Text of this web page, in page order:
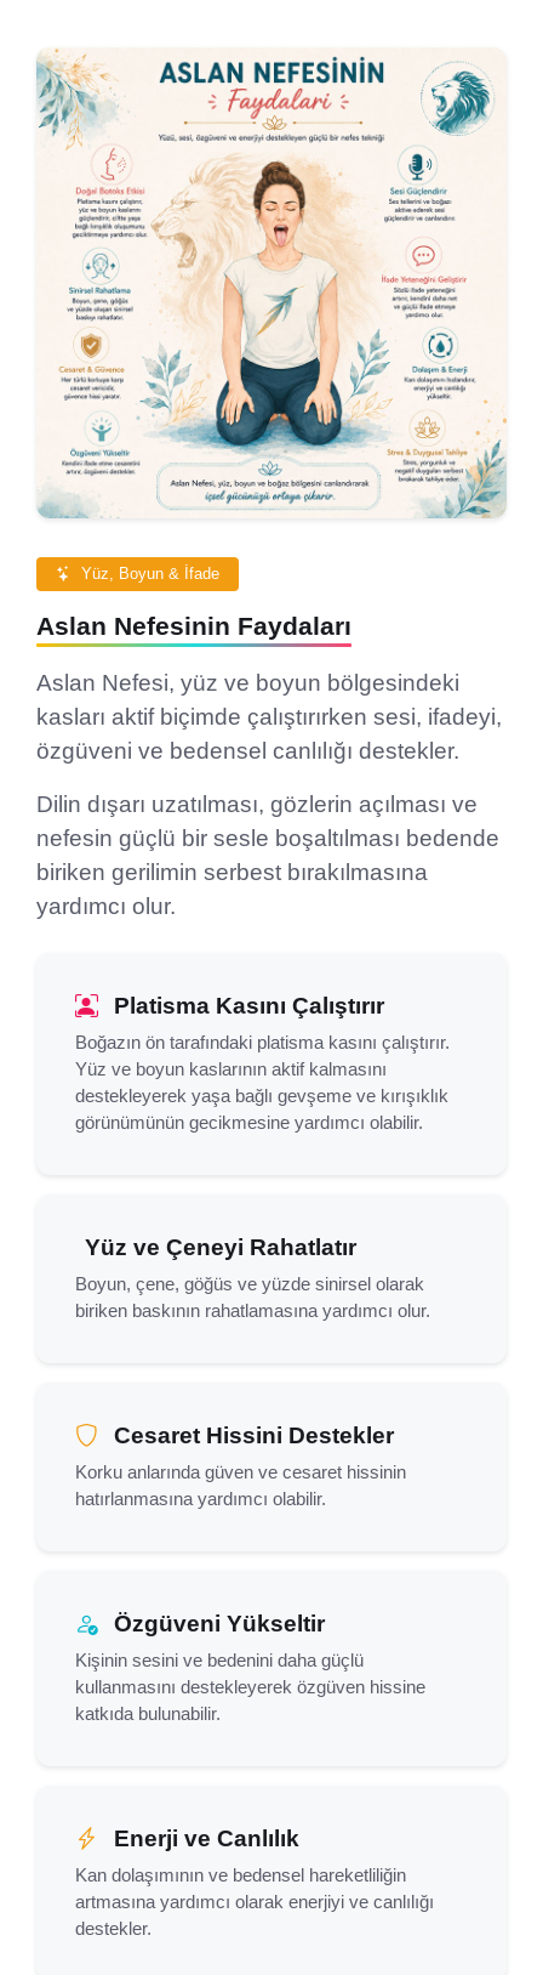
Yüz, Boyun & İfade
Aslan Nefesinin Faydaları
Aslan Nefesi, yüz ve boyun bölgesindeki
kasları aktif biçimde çalıştırırken sesi, ifadeyi,
özgüveni ve bedensel canlılığı destekler.
Dilin dışarı uzatılması, gözlerin açılması ve
nefesin güçlü bir sesle boşaltılması bedende
biriken gerilimin serbest bırakılmasına
yardımcı olur.
Platisma Kasını Çalıştırır
Boğazın ön tarafındaki platisma kasını çalıştırır.
Yüz ve boyun kaslarının aktif kalmasını
destekleyerek yaşa bağlı gevşeme ve kırışıklık
görünümünün gecikmesine yardımcı olabilir.
Yüz ve Çeneyi Rahatlatır
Boyun, çene, göğüs ve yüzde sinirsel olarak
biriken baskının rahatlamasına yardımcı olur.
Cesaret Hissini Destekler
Korku anlarında güven ve cesaret hissinin
hatırlanmasına yardımcı olabilir.
Özgüveni Yükseltir
Kişinin sesini ve bedenini daha güçlü
kullanmasını destekleyerek özgüven hissine
katkıda bulunabilir.
Enerji ve Canlılık
Kan dolaşımının ve bedensel hareketliliğin
artmasına yardımcı olarak enerjiyi ve canlılığı
destekler.